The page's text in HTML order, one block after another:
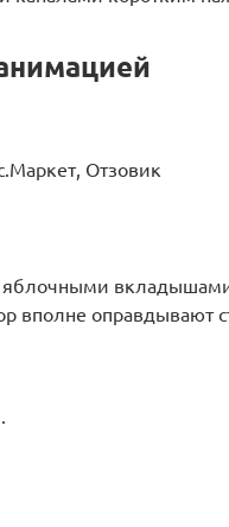
Отзовик
вполне оправдывают